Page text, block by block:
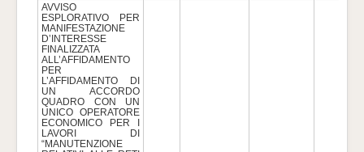
AVVISO
ESPLORATIVO PER
MANIFESTAZIONE
D’INTERESSE
FINALIZZATA
ALL’AFFIDAMENTO
PER
L’AFFIDAMENTO DI
UN ACCORDO
QUADRO CON UN
UNICO OPERATORE
ECONOMICO PER I
LAVORI DI
“MANUTENZIONE